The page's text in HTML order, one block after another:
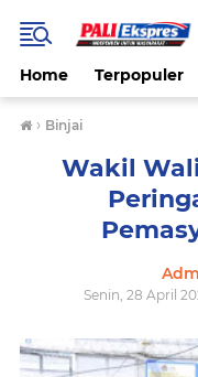
Home Terpopuler
› Binjai
Wakil
Senin, 28 April